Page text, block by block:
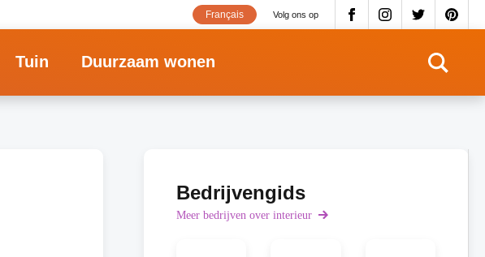
Volg ons op
Français
Tuin Duurzaam wonen
Bedrijvengids
Meer bedrijven over interieur